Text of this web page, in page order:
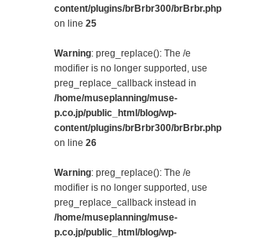
content/plugins/brBrbr300/brBrbr.php
on line 25
Warning: preg_replace(): The /e
modifier is no longer supported, use
preg_replace_callback instead in
/home/museplanning/muse-
p.co.jp/public_html/blog/wp-
content/plugins/brBrbr300/brBrbr.php
on line 26
Warning: preg_replace(): The /e
modifier is no longer supported, use
preg_replace_callback instead in
/home/museplanning/muse-
p.co.jp/public_html/blog/wp-